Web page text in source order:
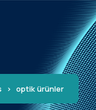
> optik ürünler